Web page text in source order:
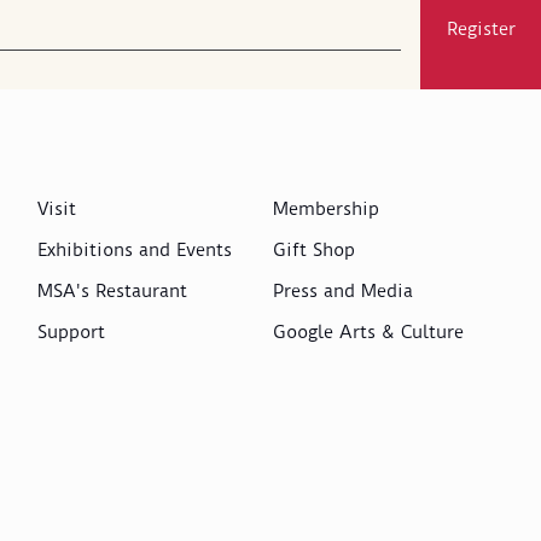
Register
Visit
Exhibitions and Events
MSA's Restaurant
Support
Membership
Gift Shop
Press and Media
Google Arts & Culture